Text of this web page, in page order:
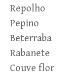
Repolho
Pepino
Beterraba
Rabanete
Couve flor